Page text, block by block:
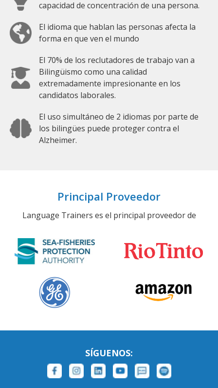
capacidad de concentración de una persona.
El idioma que hablan las personas afecta la
forma en que ven el mundo
El 70% de los reclutadores de trabajo van a
Bilingüismo como una calidad
extremadamente impresionante en los
candidatos laborales.
El uso simultáneo de 2 idiomas por parte de
los bilingües puede proteger contra el
Alzheimer.
Principal Proveedor
Language Trainers es el principal proveedor de
SÍGUENOS: